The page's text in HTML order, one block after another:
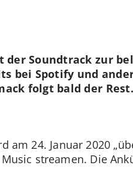
der Soundtrack zur
bei Spotify und
folgt bald der Rest.
am 24. Januar 2020
streamen. Die